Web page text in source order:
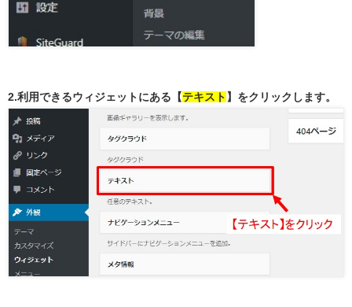
2.利用できるウィジェットにある【 テキスト 】をクリックします。